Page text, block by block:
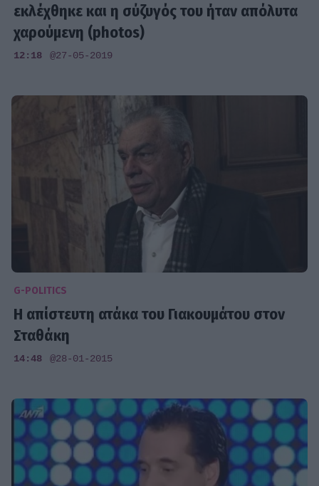
εκλέχθηκε και η σύζυγός του ήταν απόλυτα
χαρούμενη (photos)
12:18 @27-05-2019
G-POLITICS
Η απίστευτη ατάκα του Γιακουμάτου στον
Σταθάκη
14:48 @28-01-2015